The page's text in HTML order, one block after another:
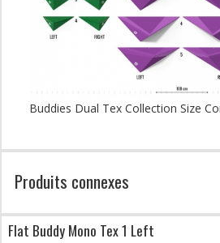
Buddies Dual Tex Collection Size
Produits connexes
Flat Buddy Mono Tex 1 Left